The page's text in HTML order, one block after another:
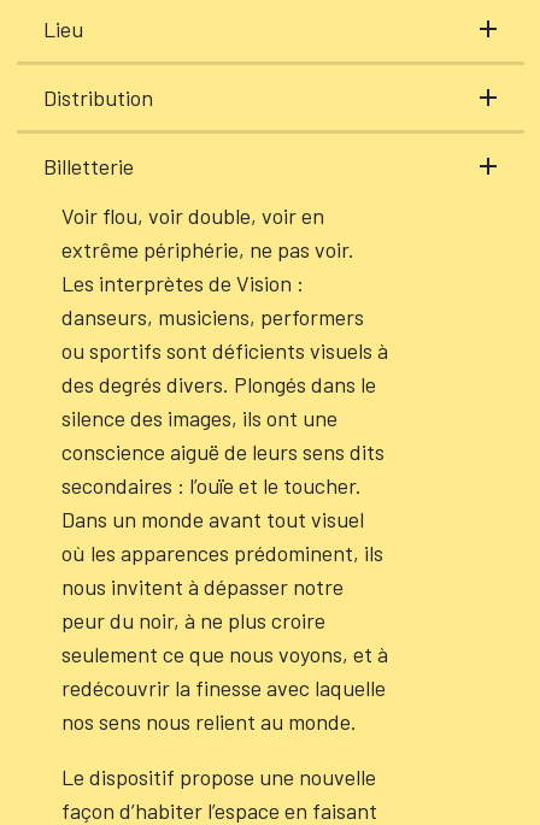
Lieu
Distribution
Billetterie
Voir flou, voir double, voir en
extrême périphérie, ne pas voir.
Les interprètes de Vision :
danseurs, musiciens, performers
ou sportifs sont déficients visuels à
des degrés divers. Plongés dans le
silence des images, ils ont une
conscience aiguë de leurs sens dits
secondaires : l’ouïe et le toucher.
Dans un monde avant tout visuel
où les apparences prédominent, ils
nous invitent à dépasser notre
peur du noir, à ne plus croire
seulement ce que nous voyons, et à
redécouvrir la finesse avec laquelle
nos sens nous relient au monde.
Le dispositif propose une nouvelle
façon d’habiter l’espace en faisant